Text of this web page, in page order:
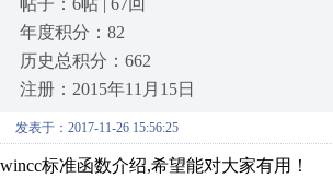
帖子：6帖 | 67回
年度积分：82
历史总积分：662
注册：2015年11月15日
发表于：2017-11-26 15:56:25
wincc标准函数介绍,希望能对大家有用！